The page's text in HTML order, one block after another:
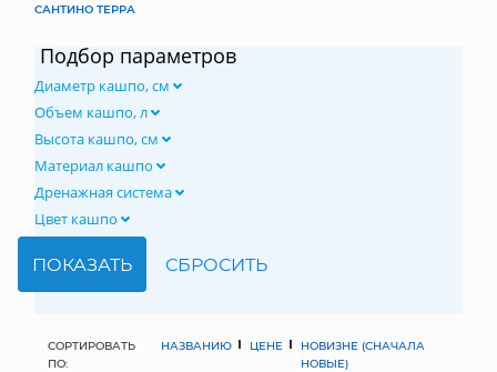
СВАДЕБНАЯ ФЛОРИСТИКА
МЯГКИЕ ИГРУШКИ
САНТИНО ТЕРРА
Подбор параметров
Диаметр кашпо, см
Объем кашпо, л
Высота кашпо, см
Материал кашпо
Дренажная система
Цвет кашпо
СОРТИРОВАТЬ
ПО:
НАЗВАНИЮ ЦЕНЕ
НОВИЗНЕ (СНАЧАЛА
НОВЫЕ)